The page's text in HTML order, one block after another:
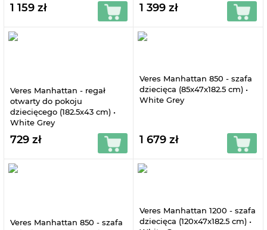
1 159 zł 1 399 zł
Veres Manhattan - regał
otwarty do pokoju
dziecięcego (182.5х43 cm) •
White Grey
729 zł
Veres Manhattan 850 - szafa
dziecięca (85x47x182.5 cm) •
White Grey
1 679 zł
Veres Manhattan 850 - szafa
Veres Manhattan 1200 - szafa
dziecięca (120x47x182.5 cm) •